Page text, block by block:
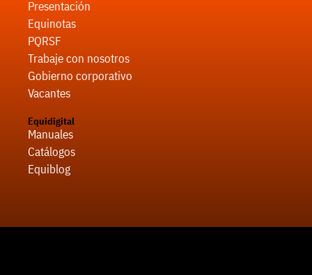
Presentación
Equinotas
PQRSF
Trabaje con nosotros
Gobierno corporativo
Vacantes
Equidigital
Manuales
Catálogos
Equiblog